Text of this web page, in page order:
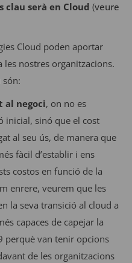
clau serà en Cloud (veure
Cloud poden aportar
les nostres organitzacions.
són:
al negoci, on no es
inicial, sinó que el cost
al seu ús, de manera que
fàcil d’establir i ens
costos en funció de la
enrere, veurem que les
la seva transició al cloud a
capaces de capejar la
perquè van tenir opcions
de les organitzacions